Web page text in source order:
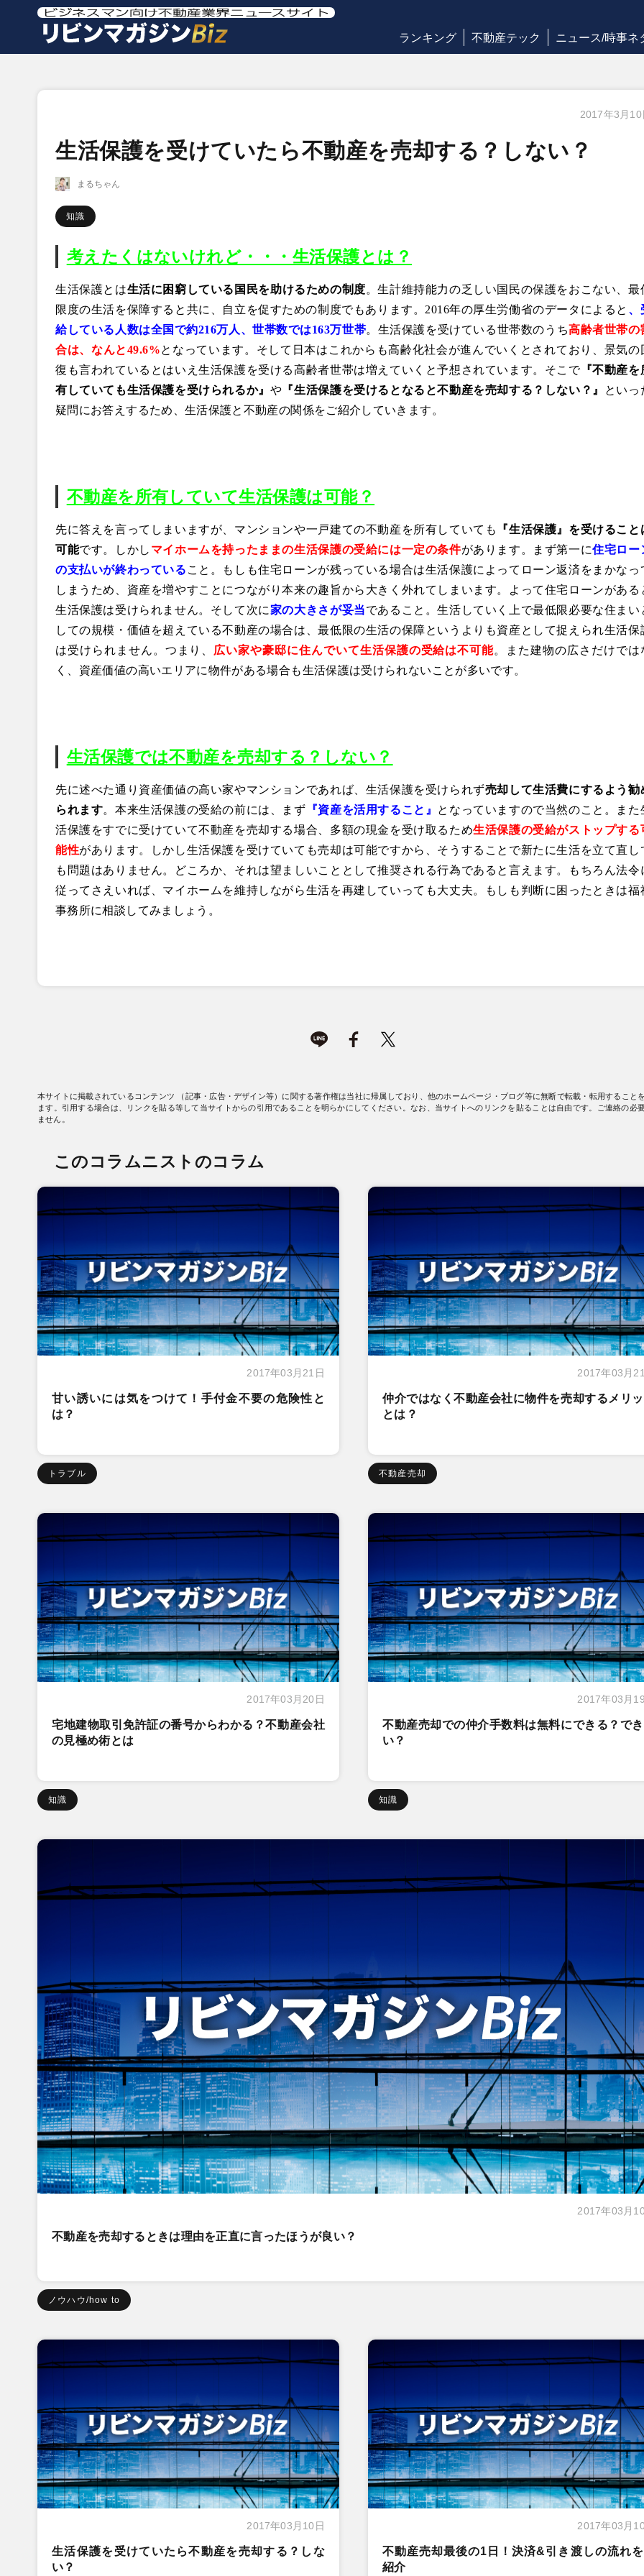
ランキング 不動産テック ニュース/時事ネ
2017年3月10
生活保護を受けていたら不動産を売却する？しない？
まるちゃん
知識
考えたくはないけれど・・・生活保護とは？
生活保護とは生活に困窮している国民を助けるための制度。生計維持能力の乏しい国民の保護をおこない、最
限度の生活を保障すると共に、自立を促すための制度でもあります。2016年の厚生労働省のデータによると 、
給している人数は全国で約216万人、世帯数では163万世帯。生活保護を受けている世帯数のうち高齢者世帯の
合は、なんと49.6%となっています。そして日本はこれからも高齢化社会が進んでいくとされており、景気の
復も言われているとはいえ生活保護を受ける高齢者世帯は増えていくと予想されています。そこで『不動産を
有していても生活保護を受けられるか』 や 『生活保護を受けるとなると不動産を売却する？しない？』
といっ
疑問にお答えするため、生活保護と不動産の関係をご紹介していきます。
不動産を所有していて生活保護は可能？
先に答えを言ってしまいますが、マンションや一戸建ての不動産を所有していても
『生活保護』を受けること
可能です。しかし マイホームを持ったままの生活保護の受給には一定の条件があります。まず第一に住宅ロー
の支払いが終わっている こと。もしも住宅ローンが残っている場合は生活保護によってローン返済をまかなっ
しまうため、資産を増やすことにつながり本来の趣旨から大きく外れてしまいます。よって住宅ローンがある
生活保護は受けられません。そして次に家の大きさが妥当であること。生活していく上で最低限必要な住まい
しての規模・価値を超えている不動産の場合は、最低限の生活の保障というよりも資産として捉えられ生活保
は受けられません。つまり、 広い家や豪邸に住んでいて生活保護の受給は不可能。また建物の広さだけでは
く、資産価値の高いエリアに物件がある場合も生活保護は受けられないことが多いです。
生活保護では不動産を売却する？しない？
先に述べた通り資産価値の高い家やマンションであれば、生活保護を受けられず売却して生活費にするよう勧
られます。本来生活保護の受給の前には、まず 『資産を活用すること』 となっていますので当然のこと。また
活保護をすでに受けていて不動産を売却する場合、多額の現金を受け取るため生活保護の受給がストップする
能性があります。しかし生活保護を受けていても売却は可能ですから、そうすることで新たに生活を立て直し
も問題はありません。どころか、それは望ましいこととして推奨される行為であると言えます。もちろん法令
従ってさえいれば、マイホームを維持しながら生活を再建していっても大丈夫。もしも判断に困ったときは福
事務所に相談してみましょう。
本サイトに掲載されているコンテンツ （記事・広告・デザイン等）に関する著作権は当社に帰属しており、他のホームページ・ブログ等に無断で転載・転用すること
ます。引用する場合は、リンクを貼る等して当サイトからの引用であることを明らかにしてください。なお、当サイトへのリンクを貼ることは自由です。ご連絡の必
ません。
このコラムニストのコラム
2017年03月21日
甘い誘いには気をつけて！手付金不要の危険性と
は？
トラブル
2017年03月
仲介ではなく不動産会社に物件を売却するメリ
とは？
不動産売却
2017年03月20日
宅地建物取引免許証の番号からわかる？不動産会社
の見極め術とは
知識
2017年03月
不動産売却での仲介手数料は無料にできる？で
い？
知識
2017年03月
不動産を売却するときは理由を正直に言ったほうが良い？
ノウハウ/how to
2017年03月10日
生活保護を受けていたら不動産を売却する？しな
い？
2017年03月
不動産売却最後の1日！決済&引き渡しの流れ
紹介